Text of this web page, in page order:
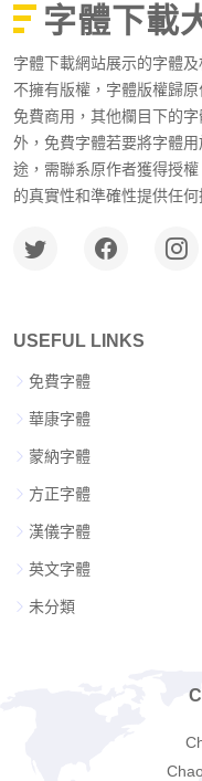
字體下載
字體下載網站展示的字體
不擁有版權，字體版權歸
免費商用，其他欄目下的
外，免費字體若要將字體
途，需聯系原作者獲得授
的真實性和準確性提供任何
USEFUL LINKS
免費字體
華康字體
蒙納字體
方正字體
漢儀字體
英文字體
未分類